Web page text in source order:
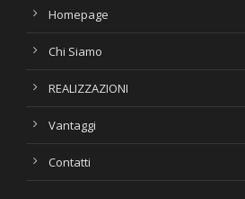
Homepage
Chi Siamo
REALIZZAZIONI
Vantaggi
Contatti